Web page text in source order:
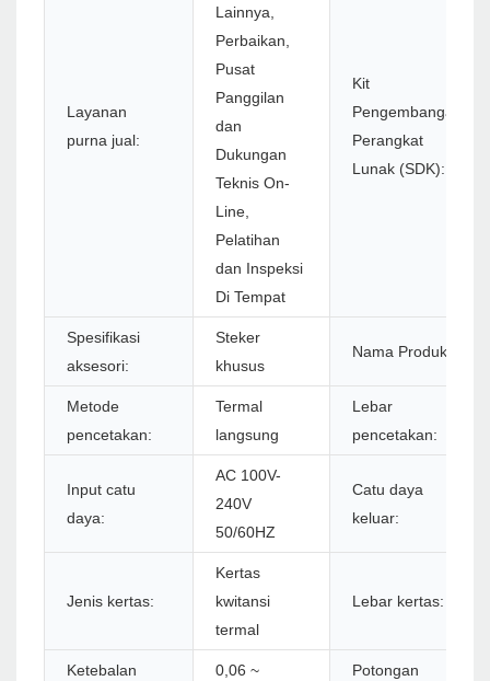
Layanan
purna jual:
Lainnya,
Perbaikan,
Pusat
Panggilan
dan
Dukungan
Teknis On-
Line,
Pelatihan
dan Inspeksi
Di Tempat
Kit
Pengembangan
Perangkat
Lunak (SDK):
Spesifikasi
aksesori:
Steker
khusus
Nama Produk:
Metode
pencetakan:
Termal
langsung
Lebar
pencetakan:
Input catu
daya:
AC 100V-
240V
50/60HZ
Catu daya
keluar:
Jenis kertas:
Kertas
kwitansi
termal
Lebar kertas:
Ketebalan
0,06 ~
Potongan